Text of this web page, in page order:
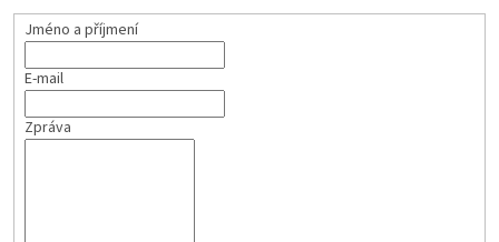
Jméno a příjmení
E-mail
Zpráva